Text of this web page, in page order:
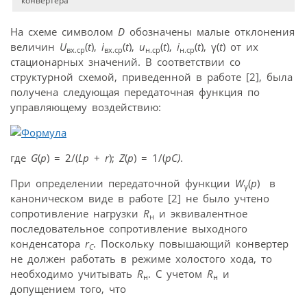
На схеме символом D обозначены малые отклонения
величин Uвх.ср(t), iвх.ср(t), uн.ср(t), iн.ср(t), γ(t) от их
стационарных значений. В соответствии со
структурной схемой, приведенной в работе [2], была
получена следующая передаточная функция по
управляющему воздействию:
где G(p) = 2/(Lp + r); Z(p) = 1/(pC).
При определении передаточной функции Wγ(p) в
каноническом виде в работе [2] не было учтено
сопротивление нагрузки Rн и эквивалентное
последовательное сопротивление выходного
конденсатора rC. Поскольку повышающий конвертер
не должен работать в режиме холостого хода, то
необходимо учитывать Rн. С учетом Rн и
допущением того, что